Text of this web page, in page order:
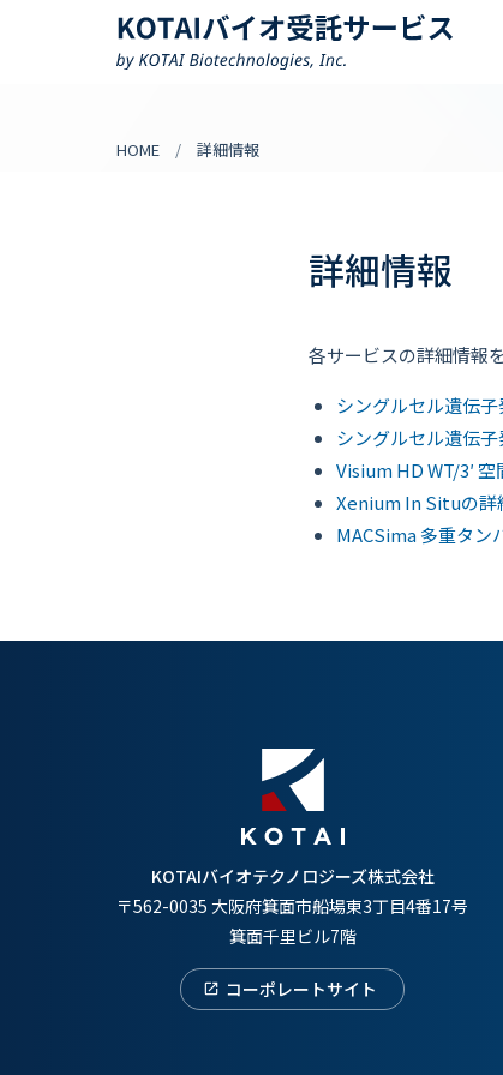
HOME 詳細情報
詳細情報
各サービスの詳細情報
シングルセル遺伝
シングルセル遺伝
Visium HD WT/3′
Xenium In Situの詳
MACSima 多重タン
KOTAIバイオテクノロジーズ株式会社
〒562-0035 大阪府箕面市船場東3丁目4番17号
箕面千里ビル7階
コーポレートサイト